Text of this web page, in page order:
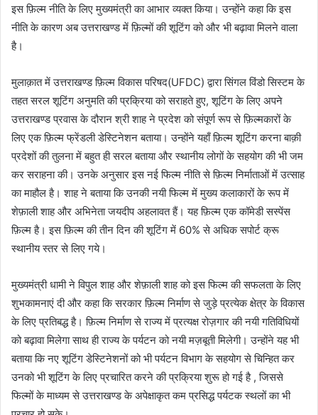
इस फ़िल्म नीति के लिए मुख्यमंत्री का आभार व्यक्त किया। उन्होंने कहा कि इस
नीति के कारण अब उत्तराखण्ड में फ़िल्मों की शूटिंग को और भी बढ़ावा मिलने वाला
है।
मुलाक़ात में उत्तराखण्ड फ़िल्म विकास परिषद(UFDC) द्वारा सिंगल विंडो सिस्टम के
तहत सरल शूटिंग अनुमति की प्रक्रिया को सराहते हुए, शूटिंग के लिए अपने
उत्तराखण्ड प्रवास के दौरान श्री शाह ने प्रदेश को संपूर्ण रूप से फ़िल्मकारों के
लिए एक फ़िल्म फ्रेंडली डेस्टिनेशन बताया। उन्होंने यहाँ फ़िल्म शूटिंग करना बाक़ी
प्रदेशों की तुलना में बहुत ही सरल बताया और स्थानीय लोगों के सहयोग की भी जम
कर सराहना की। उनके अनुसार इस नई फिल्म नीति से फ़िल्म निर्माताओं में उत्साह
का माहौल है। शाह ने बताया कि उनकी नयी फिल्म में मुख्य कलाकारों के रूप में
शेफ़ाली शाह और अभिनेता जयदीप अहलावत हैं। यह फ़िल्म एक कॉमेडी सस्पेंस
फ़िल्म है। इस फ़िल्म की तीन दिन की शूटिंग में 60% से अधिक सपोर्ट क्रू
स्थानीय स्तर से लिए गये।
मुख्यमंत्री धामी ने विपुल शाह और शेफ़ाली शाह को इस फिल्म की सफलता के लिए
शुभकामनाएं दी और कहा कि सरकार फ़िल्म निर्माण से जुड़े प्रत्येक क्षेत्र के विकास
के लिए प्रतिबद्ध है। फ़िल्म निर्माण से राज्य में प्रत्यक्ष रोज़गार की नयी गतिविधियों
को बढ़ावा मिलेगा साथ ही राज्य के पर्यटन को नयी मज़बूती मिलेगी। उन्होंने यह भी
बताया कि नए शूटिंग डेस्टिनेशनों को भी पर्यटन विभाग के सहयोग से चिन्हित कर
उनको भी शूटिंग के लिए प्रचारित करने की प्रक्रिया शुरू हो गई है , जिससे
फिल्मों के माध्यम से उत्तराखण्ड के अपेक्षाकृत कम प्रसिद्ध पर्यटक स्थलों का भी